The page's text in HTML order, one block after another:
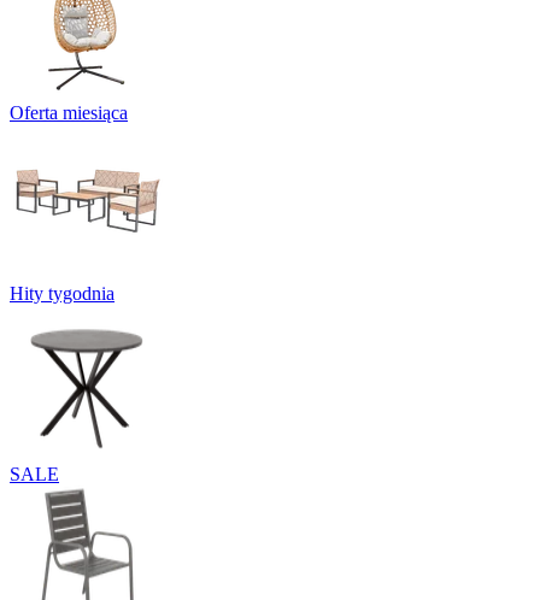
Oferta miesiąca
Hity tygodnia
SALE